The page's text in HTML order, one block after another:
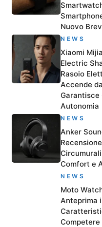
Nuovo
NEWS
Xiaomi
Electric
Rasoio
Accende
Garantisce
Autonomia
NEWS
Anker
Comfort e
NEWS
Moto
Anteprima
Competere